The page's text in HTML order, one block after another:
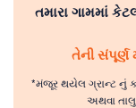
તમારા ગામમાં
તેની સંપૂર્ણ
*મંજૂર થયેલ ગ્રાન્ટ નું
અથવા